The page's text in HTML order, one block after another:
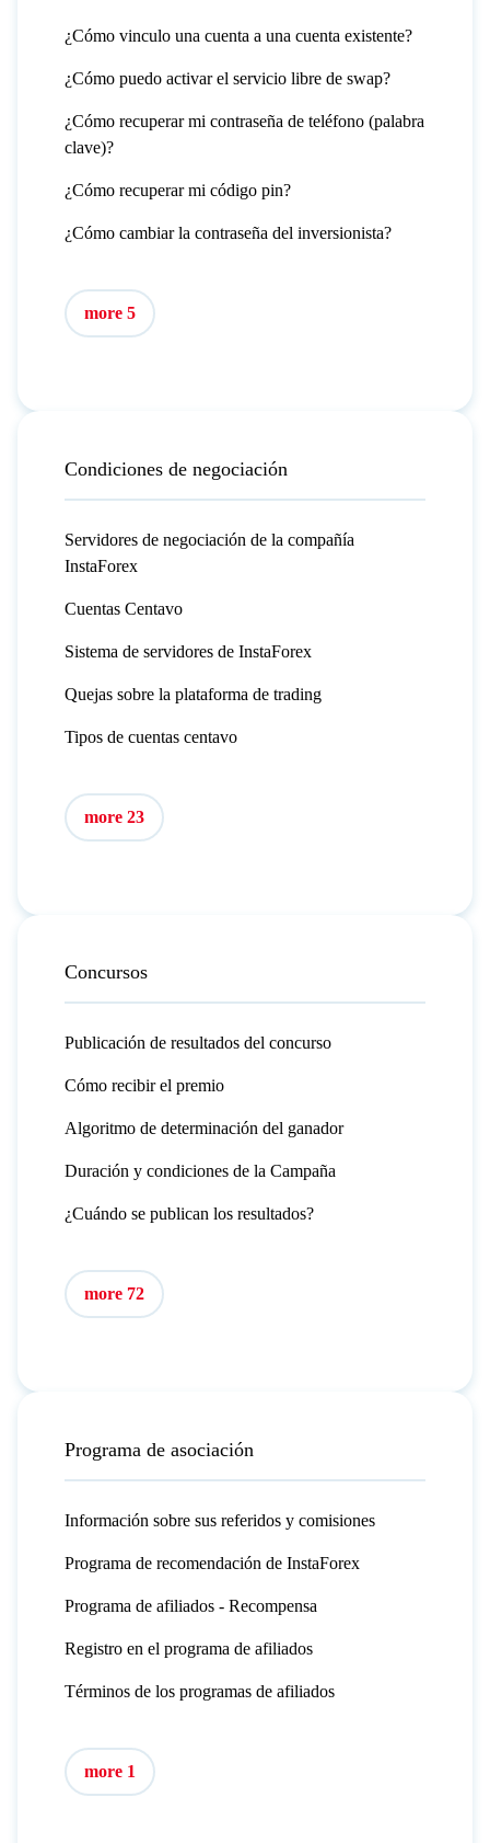
¿Cómo vinculo una cuenta a una cuenta existente?
¿Cómo puedo activar el servicio libre de swap?
¿Cómo recuperar mi contraseña de teléfono (palabra
clave)?
¿Cómo recuperar mi código pin?
¿Cómo cambiar la contraseña del inversionista?
more 5
Condiciones de negociación
Servidores de negociación de la compañía
InstaForex
Cuentas Centavo
Sistema de servidores de InstaForex
Quejas sobre la plataforma de trading
Tipos de cuentas centavo
more 23
Concursos
Publicación de resultados del concurso
Cómo recibir el premio
Algoritmo de determinación del ganador
Duración y condiciones de la Campaña
¿Cuándo se publican los resultados?
more 72
Programa de asociación
Información sobre sus referidos y comisiones
Programa de recomendación de InstaForex
Programa de afiliados - Recompensa
Registro en el programa de afiliados
Términos de los programas de afiliados
more 1